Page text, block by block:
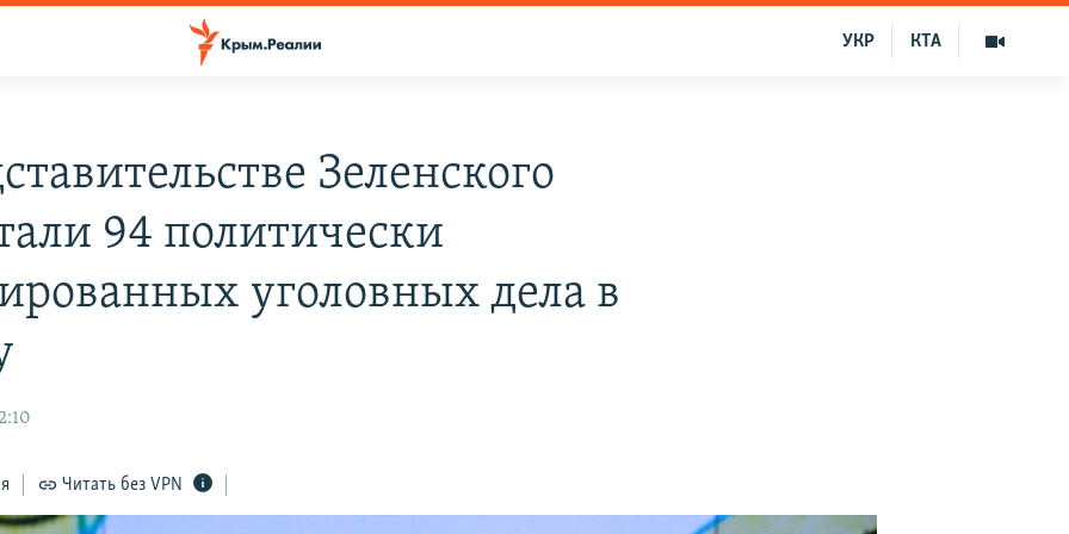
КТА
УКР
Зеленского
94 политически
уголовных дела в
Читать без VPN